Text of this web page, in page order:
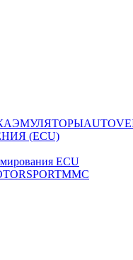
ЭМУЛЯТОРЫ
(ECU)
ECU
MMC